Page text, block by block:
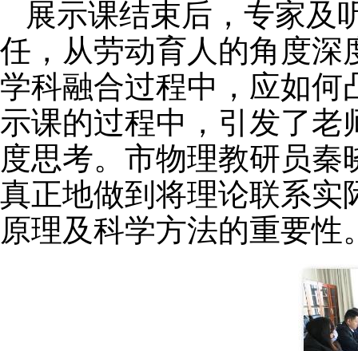
展示课结束后，专家及
任，从劳动育人的角度深
学科融合过程中，应如何
示课的过程中，引发了老
度思考。市物理教研员
真正地做到将理论联系实
原理及科学方法的重要性